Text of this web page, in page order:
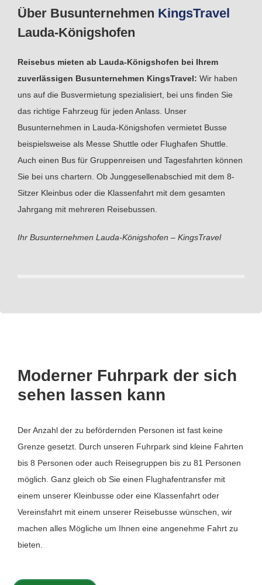
Über Busunternehmen KingsTravel
Lauda-Königshofen
Reisebus mieten ab Lauda-Königshofen bei Ihrem
zuverlässigen Busunternehmen KingsTravel: Wir haben
uns auf die Busvermietung spezialisiert, bei uns finden Sie
das richtige Fahrzeug für jeden Anlass. Unser
Busunternehmen in Lauda-Königshofen vermietet Busse
beispielsweise als Messe Shuttle oder Flughafen Shuttle.
Auch einen Bus für Gruppenreisen und Tagesfahrten können
Sie bei uns chartern. Ob Junggesellenabschied mit dem 8-
Sitzer Kleinbus oder die Klassenfahrt mit dem gesamten
Jahrgang mit mehreren Reisebussen.
Ihr Busunternehmen Lauda-Königshofen – KingsTravel
Moderner Fuhrpark der sich
sehen lassen kann
Der Anzahl der zu befördernden Personen ist fast keine
Grenze gesetzt. Durch unseren Fuhrpark sind kleine Fahrten
bis 8 Personen oder auch Reisegruppen bis zu 81 Personen
möglich. Ganz gleich ob Sie einen Flughafentransfer mit
einem unserer Kleinbusse oder eine Klassenfahrt oder
Vereinsfahrt mit einem unserer Reisebusse wünschen, wir
machen alles Mögliche um Ihnen eine angenehme Fahrt zu
bieten.